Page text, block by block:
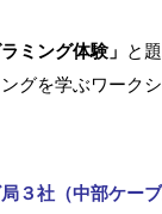
ミング体験」 と
グを学ぶワーク
３社（中部ケー